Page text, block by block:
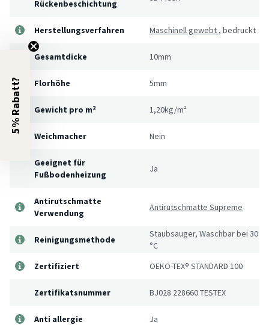
Rückenbeschichtung
Herstellungsverfahren Maschinell gewebt , bedruckt
Gesamtdicke 10mm
Florhöhe 5mm
Gewicht pro m² 1,20kg/m²
Weichmacher Nein
Geeignet für
Fußbodenheizung
Ja
Antirutschmatte
Verwendung
Antirutschmatte Supreme
Reinigungsmethode
Staubsauger, Waschbar bei 30
°C
Zertifiziert
OEKO-TEX® STANDARD 100
Zertifikatsnummer BJ028 228660 TESTEX
Anti allergie Ja
5% Rabatt?